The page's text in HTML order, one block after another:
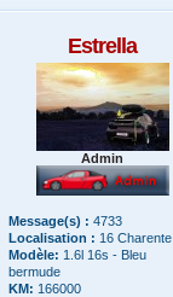
Estrella
Admin
Message(s) : 4733
Localisation : 16 Charente
Modèle: 1.6l 16s - Bleu
bermude
KM: 166000